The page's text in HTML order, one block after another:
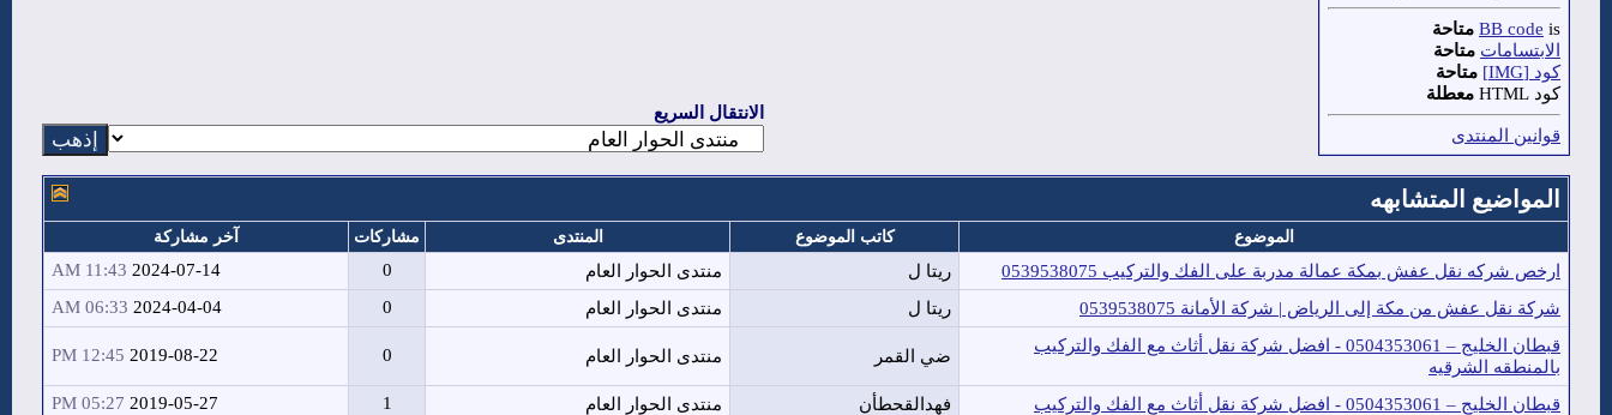
BB code is
متاحة
الابتسامات متاحة
كود [IMG]
متاحة
كود HTML
معطلة
قوانين المنتدى
الانتقال السريع
المواضيع المتشابهه
الموضوع كاتب الموضوع المنتدى مشاركات آخر مشاركة
ارخص شركه نقل عفش بمكة عمالة مدربة على الفك والتركيب 0539538075 ريتا ل منتدى الحوار العام 0
2024-07-14
11:43 AM
شركة نقل عفش من مكة إلى الرياض | شركة الأمانة 0539538075
ريتا ل منتدى الحوار العام 0
2024-04-04
06:33 AM
قبطان الخليج – 0504353061 - افضل شركة نقل أثاث مع الفك والتركيب
بالمنطقه الشرقيه
ضي القمر منتدى الحوار العام 0
2019-08-22
12:45 PM
قبطان الخليج – 0504353061 - افضل شركة نقل أثاث مع الفك والتركيب فهدالقحطأن منتدى الحوار العام 1
2019-05-27
05:27 PM